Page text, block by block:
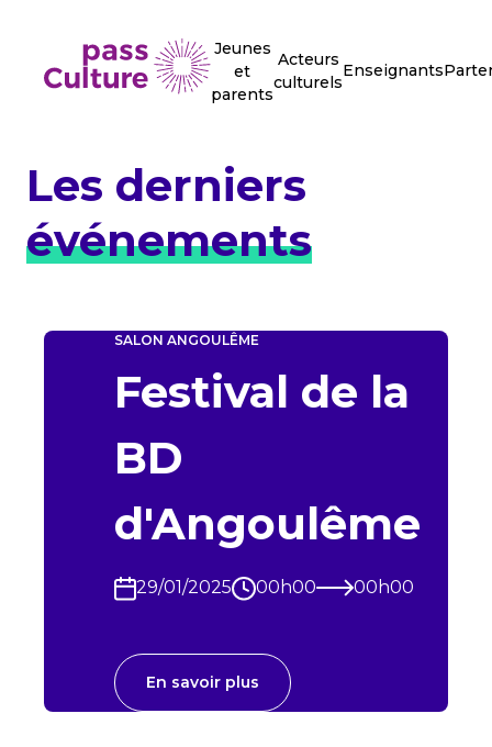
Jeunes
et
parents
Acteurs
culturels
Enseignants
Les derniers
événements
SALON ANGOULÊME
Festival de la
BD
d'Angoulême
29/01/2025 00h00 00h00
En savoir plus